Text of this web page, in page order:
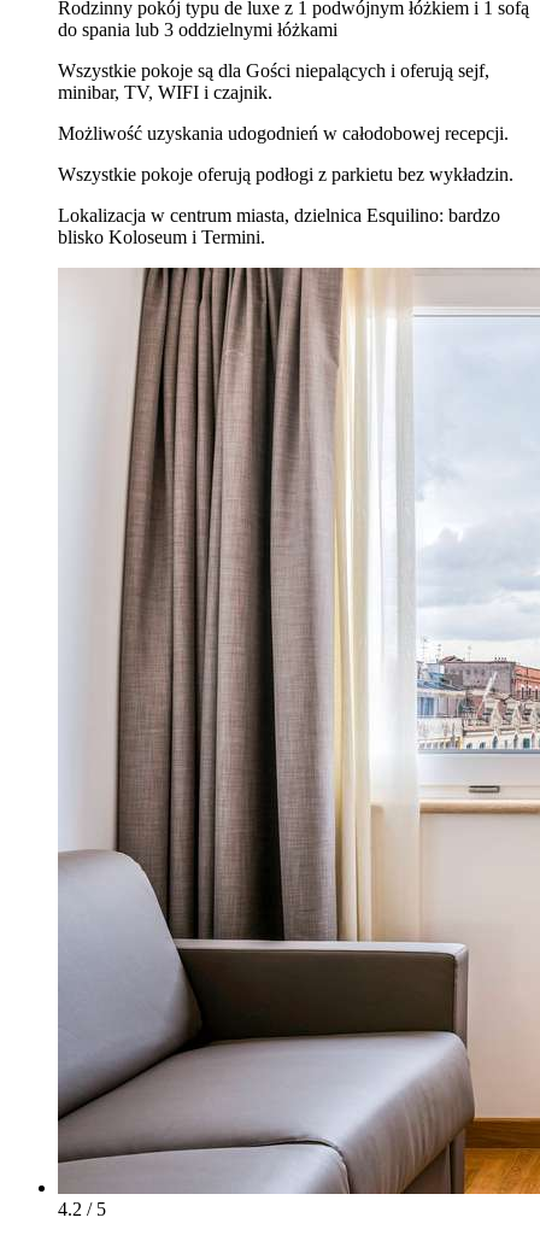
Rodzinny pokój typu de luxe z 1 podwójnym łóżkiem i 1 sofą
do spania lub 3 oddzielnymi łóżkami
Wszystkie pokoje są dla Gości niepalących i oferują sejf,
minibar, TV, WIFI i czajnik.
Możliwość uzyskania udogodnień w całodobowej recepcji.
Wszystkie pokoje oferują podłogi z parkietu bez wykładzin.
Lokalizacja w centrum miasta, dzielnica Esquilino: bardzo
blisko Koloseum i Termini.
4.2 / 5